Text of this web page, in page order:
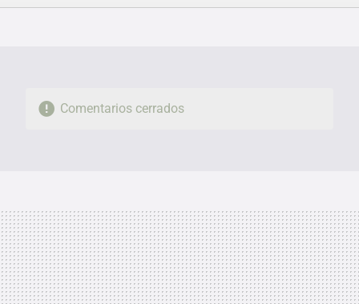
FACEBOOKTWITTERFLIPBOARD
E-
WHATSAPP
Comentarios cerrados